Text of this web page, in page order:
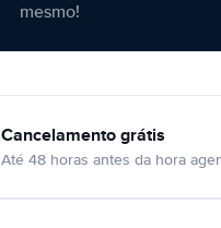
mesmo!
Cancelamentográtis
Até 48 horas antes da hora